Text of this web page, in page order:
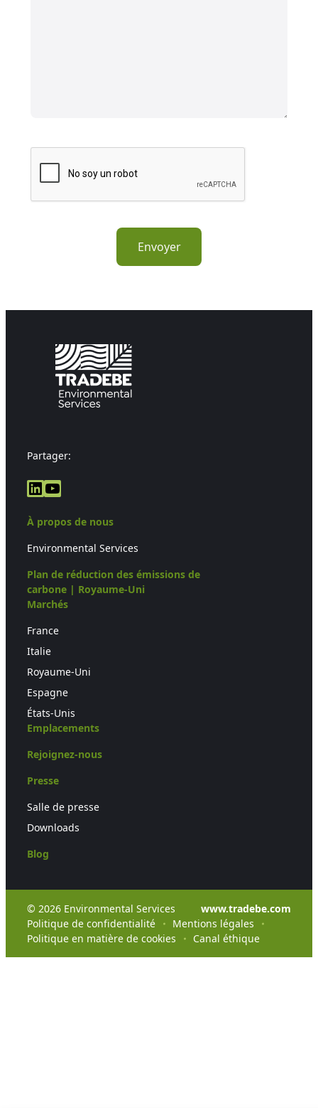
Partager:
LinkedIn
YouTube
À propos de nous
Environmental Services
Plan de réduction des émissions de
carbone | Royaume-Uni
Marchés
France
Italie
Royaume-Uni
Espagne
États-Unis
Emplacements
Rejoignez-nous
Presse
Salle de presse
Downloads
Blog
© 2026 Environmental Services
www.tradebe.com
Politique de confidentialité
Mentions légales
Politique en matière de cookies
Canal éthique